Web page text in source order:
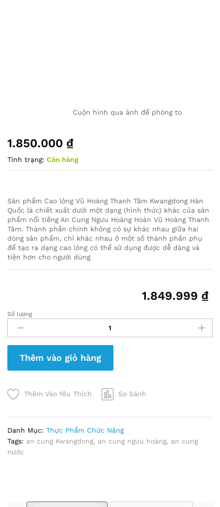
Cuộn hình qua ảnh để phóng to
1.850.000 ₫
Tình trạng: Còn hàng
Sản phẩm Cao lỏng Vũ Hoàng Thanh Tâm Kwangdong Hàn
Quốc là chiết xuất dưới một dạng (hình thức) khác của sản
phẩm nổi tiếng An Cung Ngưu Hoàng Hoàn Vũ Hoàng Thanh
Tâm. Thành phần chính không có sự khác nhau giữa hai
dòng sản phẩm, chỉ khác nhau ở một số thành phần phụ
để tạo ra dạng cao lỏng có thể sử dụng được dễ dàng và
tiện hơn cho người dùng
1.849.999 ₫
An
Cung
Ngưu
Hoàng
Kwangdong
Dạng
Hộp
50ml
quantity
Số lượng
Thêm vào giỏ hàng
Thêm Vào Yêu Thích So Sánh
Danh Mục: Thực Phẩm Chức Năng
Tags: an cung Kwangdong, an cung ngưu hoàng, an cung
nước